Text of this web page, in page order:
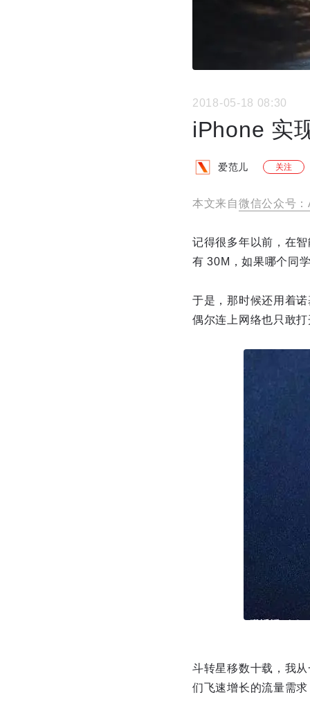
2018-05-18 08:30
iPhone 实
爱范儿 关注
本文来自微信公众号
记得很多年以前，在
有 30M，如果哪个同
于是，那时候还用着
偶尔连上网络也只敢
斗转星移数十载，我
们飞速增长的流量需